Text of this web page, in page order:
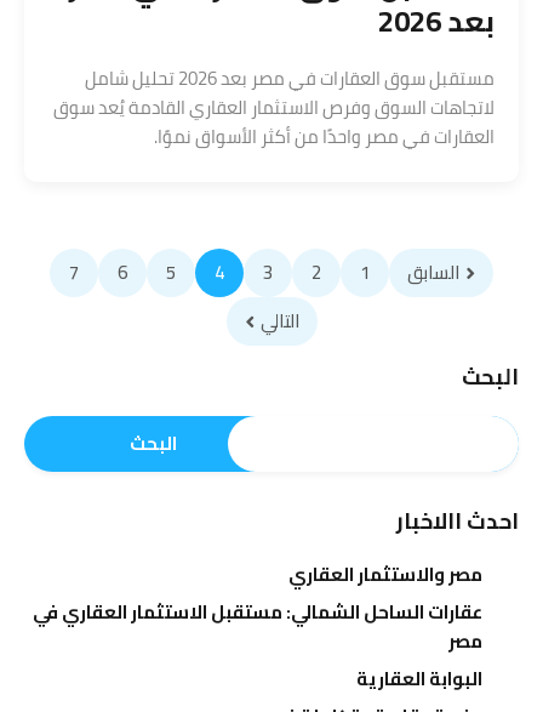
بعد 2026
مستقبل سوق العقارات في مصر بعد 2026 تحليل شامل
لاتجاهات السوق وفرص الاستثمار العقاري القادمة يُعد سوق
العقارات في مصر واحدًا من أكثر الأسواق نموًا.
السابق 1
2
3
4
5
6
7
التالي
البحث
البحث
احدث االاخبار
مصر والاستثمار العقاري
عقارات الساحل الشمالي: مستقبل الاستثمار العقاري في
مصر
البوابة العقارية